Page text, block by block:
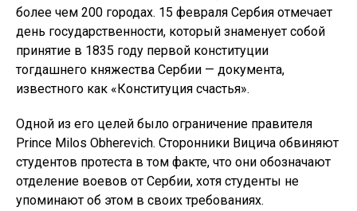
более чем 200 городах. 15 февраля Сербия отмечает
день государственности, который знаменует собой
принятие в 1835 году первой конституции
тогдашнего княжества Сербии — документа,
известного как «Конституция счастья».
Одной из его целей было ограничение правителя
Prince Milos Obherevich. Сторонники Вицича обвиняют
студентов протеста в том факте, что они обозначают
отделение воевов от Сербии, хотя студенты не
упоминают об этом в своих требованиях.